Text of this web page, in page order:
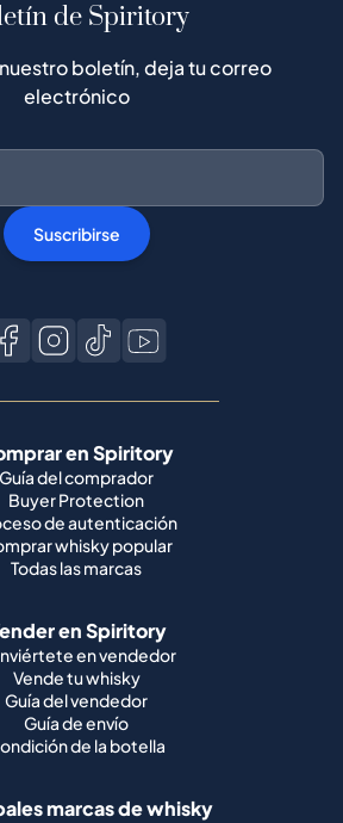
de Spiritory
boletín, deja tu correo
electrónico
Suscribirse
en Spiritory
Guía del comprador
Buyer Protection
de autenticación
whisky popular
Todas las marcas
en Spiritory
en vendedor
Vende tu whisky
Guía del vendedor
Guía de envío
de la botella
marcas de whisky